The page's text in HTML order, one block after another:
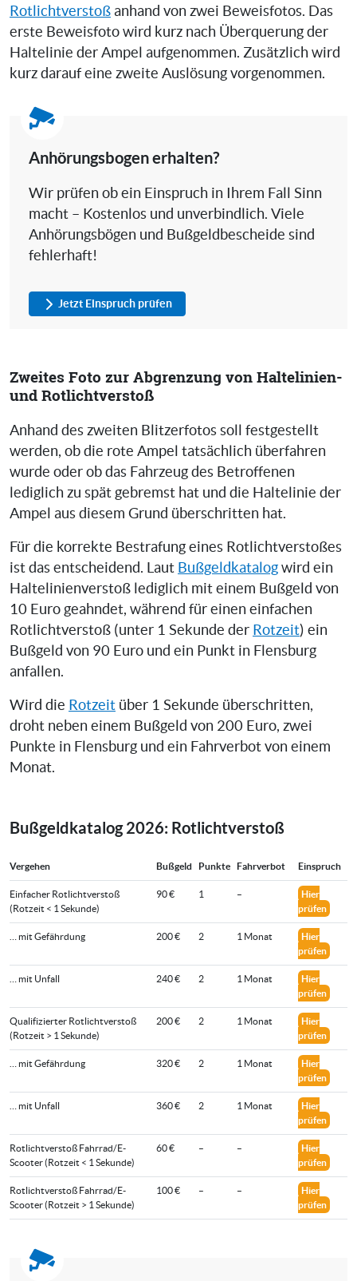
Rotlichtverstoß anhand von zwei Beweisfotos. Das
erste Beweisfoto wird kurz nach Überquerung der
Haltelinie der Ampel aufgenommen. Zusätzlich wird
kurz darauf eine zweite Auslösung vorgenommen.
Anhörungsbogen erhalten?
Wir prüfen ob ein Einspruch in Ihrem Fall Sinn
macht – Kostenlos und unverbindlich. Viele
Anhörungsbögen und Bußgeldbescheide sind
fehlerhaft!
Jetzt Einspruch prüfen
Zweites Foto zur Abgrenzung von Haltelinien-
und Rotlichtverstoß
Anhand des zweiten Blitzerfotos soll festgestellt
werden, ob die rote Ampel tatsächlich überfahren
wurde oder ob das Fahrzeug des Betroffenen
lediglich zu spät gebremst hat und die Haltelinie der
Ampel aus diesem Grund überschritten hat.
Für die korrekte Bestrafung eines Rotlichtverstoßes
ist das entscheidend. Laut Bußgeldkatalog wird ein
Haltelinienverstoß lediglich mit einem Bußgeld von
10 Euro geahndet, während für einen einfachen
Rotlichtverstoß (unter 1 Sekunde der Rotzeit) ein
Bußgeld von 90 Euro und ein Punkt in Flensburg
anfallen.
Wird die Rotzeit über 1 Sekunde überschritten,
droht neben einem Bußgeld von 200 Euro, zwei
Punkte in Flensburg und ein Fahrverbot von einem
Monat.
Bußgeldkatalog 2026: Rotlichtverstoß
Vergehen Buß­geld Pun­kte Fahrverbot Einspruch
Einfacher Rotlichtverstoß
(Rotzeit < 1 Sekunde)
90 € 1 –
Hier
prüfen
… mit Gefährdung 200 € 2 1 Monat
Hier
prüfen
… mit Unfall 240 € 2 1 Monat
Hier
prüfen
Quali­fizier­ter Rotlicht­verstoß
(Rotzeit > 1 Sekunde)
200 € 2 1 Monat
Hier
prüfen
… mit Gefährdung 320 € 2 1 Monat
Hier
prüfen
… mit Unfall 360 € 2 1 Monat
Hier
prüfen
Rotlichtverstoß Fahrrad/E-
Scooter (Rotzeit < 1 Sekunde)
60 € – –
Hier
prüfen
Rotlichtverstoß Fahrrad/E-
Scooter (Rotzeit > 1 Sekunde)
100 € – –
Hier
prüfen